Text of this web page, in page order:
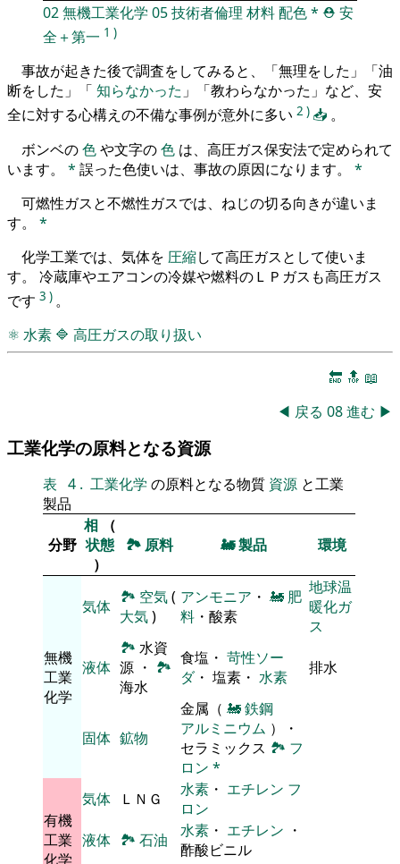
02無機工業化学 05技術者倫理 材料配色* ⛑️ 安
全＋第一 1 )
事故が起きた後で調査をしてみると、「無理をした」「油
断をした」「 知らなかった 」「教わらなかった」など、安
全に対する心構えの不備な事例が意外に多い 2 ) 📥 。
ボンベの色や文字の色 は、高圧ガス保安法で定められて
います。 * 誤った色使いは、事故の原因になります。 *
可燃性ガスと不燃性ガスでは、ねじの切る向きが違いま
す。 *
化学工業では、気体を 圧縮して高圧ガスとして使いま
す。 冷蔵庫やエアコンの冷媒や燃料のＬＰガスも高圧ガス
です 3 ) 。
⚛ 水素 🔷 高圧ガスの取り扱い
🔚 🔝 📖
◀ 戻る 08進む ▶
工業化学の原料となる資源
表 4 . 工業化学 の原料となる物質 資源 と工業
製品
分野
相
（
状態
）
🏞 原料 🚂製品 環境
無機
工業
化学
気体 🏞 空気(
大気)
アンモニア ・ 🚂 肥
料 ・酸素
地球温
暖化ガ
ス
液体
🏞 水資
源 ・ 🏞
海水
食塩・ 苛性ソー
ダ・ 塩素・ 水素 排水
固体 鉱物
金属（ 🚂鉄鋼
アルミニウム ）・
セラミックス 🏞 フ
ロン *
有機
工業
化学
気体 ＬＮＧ 水素 ・ エチレン フ
ロン
液体 🏞 石油 水素 ・ エチレン ・
酢酸ビニル